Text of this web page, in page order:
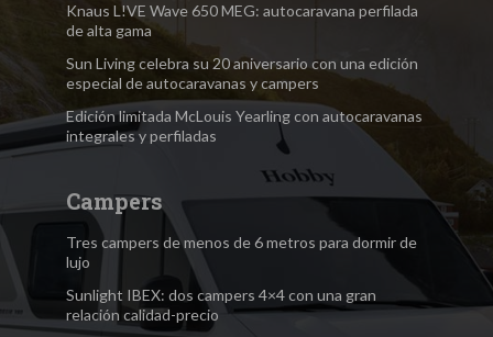
Knaus L!VE Wave 650 MEG: autocaravana perfilada
de alta gama
Sun Living celebra su 20 aniversario con una edición
especial de autocaravanas y campers
Edición limitada McLouis Yearling con autocaravanas
integrales y perfiladas
Campers
Tres campers de menos de 6 metros para dormir de
lujo
Sunlight IBEX: dos campers 4×4 con una gran
relación calidad-precio